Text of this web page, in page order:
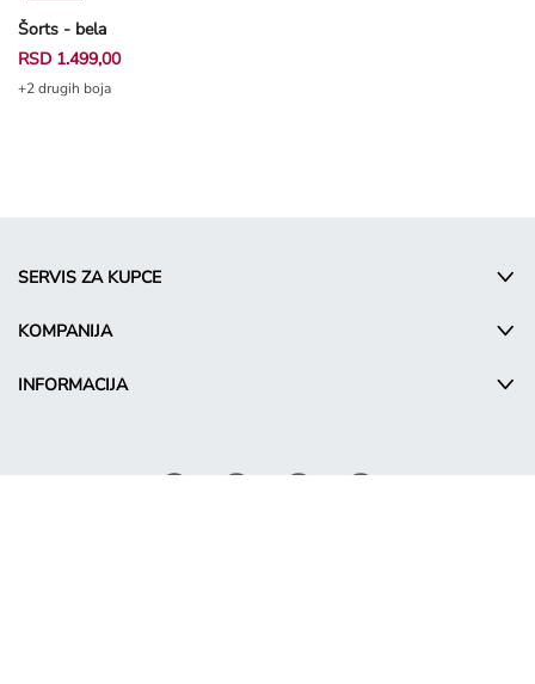
Šorts - bela
RSD 1.499,00
+2 drugih boja
SERVIS ZA KUPCE
KOMPANIJA
INFORMACIJA